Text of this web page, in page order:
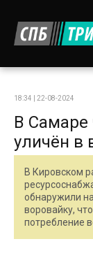
18:34 | 22-08-2024
В Самаре
уличён в
В Кировском
обнаружили
воровайку,
потребление